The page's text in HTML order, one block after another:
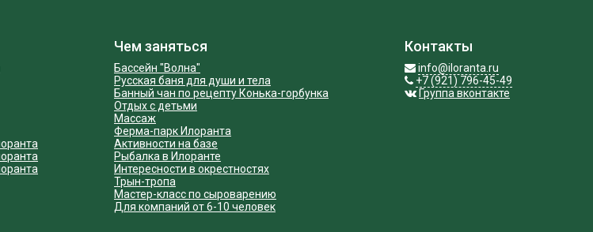
Чем заняться
Бассейн "Волна"
Русская баня для души и тела
Банный чан по рецепту Конька-горбунка
Отдых с детьми
Массаж
Ферма-парк Илоранта
Активности на базе
Рыбалка в Илоранте
Интересности в окрестностях
Трын-тропа
Мастер-класс по сыроварению
Для компаний от 6-10 человек
Контакты
info@iloranta.ru
+7 (921) 796-45-49
Группа вконтакте